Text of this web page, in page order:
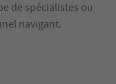
de spécialistes ou
navigant.